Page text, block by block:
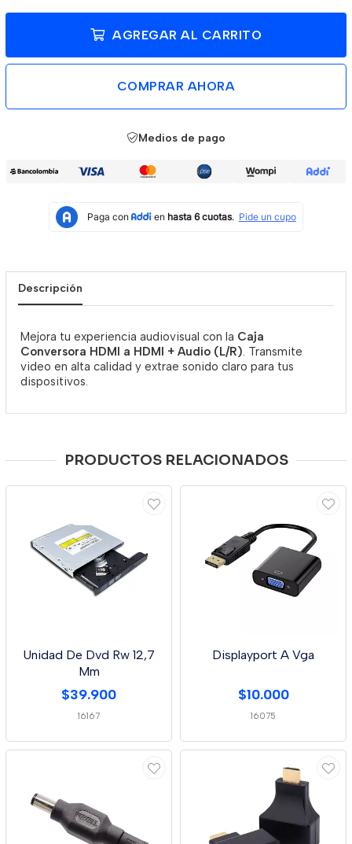
AGREGAR AL CARRITO
COMPRAR AHORA
Medios de pago
Descripción
Mejora tu experiencia audiovisual con la Caja
Conversora HDMI a HDMI + Audio (L/R). Transmite
video en alta calidad y extrae sonido claro para tus
dispositivos.
PRODUCTOS RELACIONADOS
Unidad De Dvd Rw 12,7
Mm
$39.900
16167
Displayport A Vga
$10.000
16075